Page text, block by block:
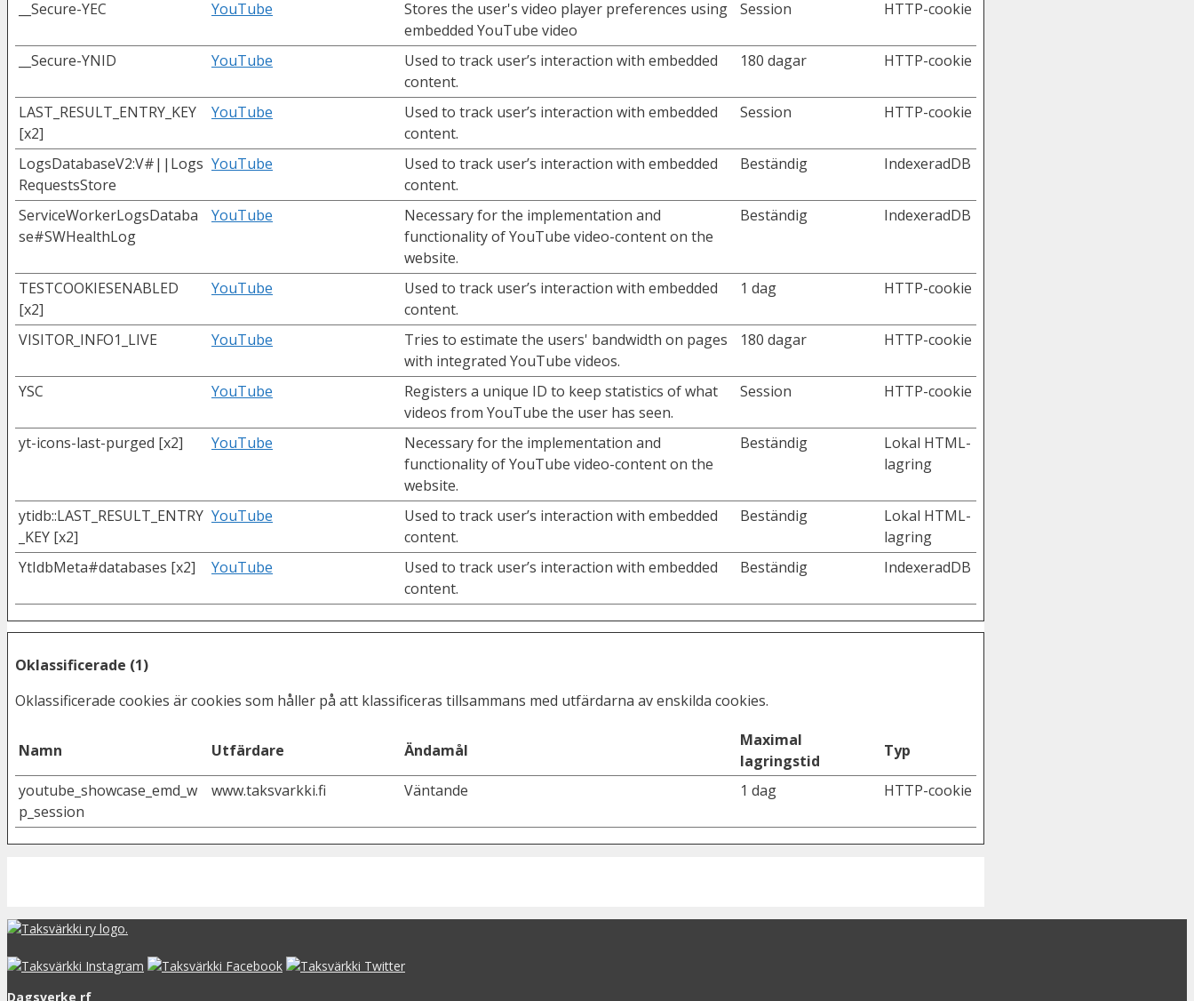
__Secure-YEC YouTube
Stores the user's video player preferences using
embedded YouTube video
Session HTTP-cookie
__Secure-YNID YouTube
Used to track user’s interaction with embedded
content.
180 dagar HTTP-cookie
LAST_RESULT_ENTRY_KEY
[x2]
YouTube
Used to track user’s interaction with embedded
content.
Session HTTP-cookie
LogsDatabaseV2:V#||Logs
RequestsStore
YouTube
Used to track user’s interaction with embedded
content.
Beständig IndexeradDB
ServiceWorkerLogsDataba
se#SWHealthLog
YouTube
Necessary for the implementation and
functionality of YouTube video-content on the
website.
Beständig IndexeradDB
TESTCOOKIESENABLED
[x2]
YouTube
Used to track user’s interaction with embedded
content.
1 dag HTTP-cookie
VISITOR_INFO1_LIVE YouTube
Tries to estimate the users' bandwidth on pages
with integrated YouTube videos.
180 dagar HTTP-cookie
YSC YouTube
Registers a unique ID to keep statistics of what
videos from YouTube the user has seen.
Session HTTP-cookie
yt-icons-last-purged [x2] YouTube
Necessary for the implementation and
functionality of YouTube video-content on the
website.
Beständig
Lokal HTML-
lagring
ytidb::LAST_RESULT_ENTRY
_KEY [x2]
YouTube
Used to track user’s interaction with embedded
content.
Beständig
Lokal HTML-
lagring
YtIdbMeta#databases [x2]
YouTube
Used to track user’s interaction with embedded
content.
Beständig IndexeradDB
Oklassificerade (1)
Oklassificerade cookies är cookies som håller på att klassificeras tillsammans med utfärdarna av enskilda cookies.
Namn Utfärdare Ändamål
Maximal
lagringstid
Typ
youtube_showcase_emd_w
p_session
www.taksvarkki.fi Väntande 1 dag HTTP-cookie
Dagsverke rf